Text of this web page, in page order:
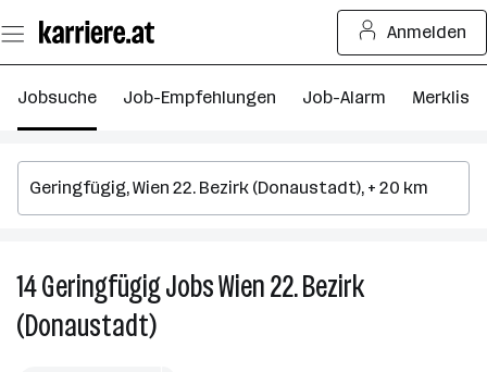
Seiteninhalt
springen
Anmelden
Jobsuche Job-Empfehlungen Job-Alarm Merkliste
14GeringfügigJobsWien 22. Bezirk
(Donaustadt)